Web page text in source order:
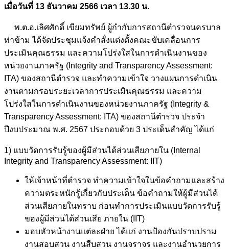
เมื่อวันที่ 13 ธันวาคม 2566 เวลา 13.30 น.
พ.ต.อ.เลิศศักดิ์ เขียมทรัพย์ ผู้กำกับการสถานีตำรวจนครบาล
ท่าข้าม ได้จัดประชุมแจ้งคำสั่งแต่งตั้งคณะขับเคลื่อนการ
ประเมินคุณธรรม และความโปร่งใสในการดำเนินงานของ
หน่วยงานภาครัฐ (Integrity and Transparency Assessment:
ITA) ของสถานีตำรวจ และทำความเข้าใจ วางแผนการดำเนิน
งานตามกรอบระยะเวลาการประเมินคุณธรรม และความ
โปร่งใสในการดำเนินงานของหน่วยงานภาครัฐ (Integrity &
Transparency Assessment: ITA) ของสถานีตำรวจ ประจำ
ปีงบประมาณ พ.ศ. 2567 ประกอบด้วย 3 ประเด็นสำคัญ ได้แก่
1) แบบวัดการรับรู้ของผู้มีส่วนได้ส่วนเสียภายใน (Internal
Integrity and Transparency Assessment: IIT)
ให้เจ้าหน้าที่ตำรวจ ทำความเข้าใจในข้อคำถามและสร้าง
ความตระหนักรู้เกี่ยวกับประเด็น ข้อคำถามให้ผู้มีส่วนได้
ส่วนเสียภายในทราบ ก่อนทำการประเมินแบบวัดการรับรู้
ของผู้มีส่วนได้ส่วนเสีย ภายใน (IIT)
มอบหัวหน้างานแต่ละฝ่าย ได้แก่ งานป้องกันปราบปราม
งานสอบสวน งานสืบสวน งานจราจร และงานอำนวยการ